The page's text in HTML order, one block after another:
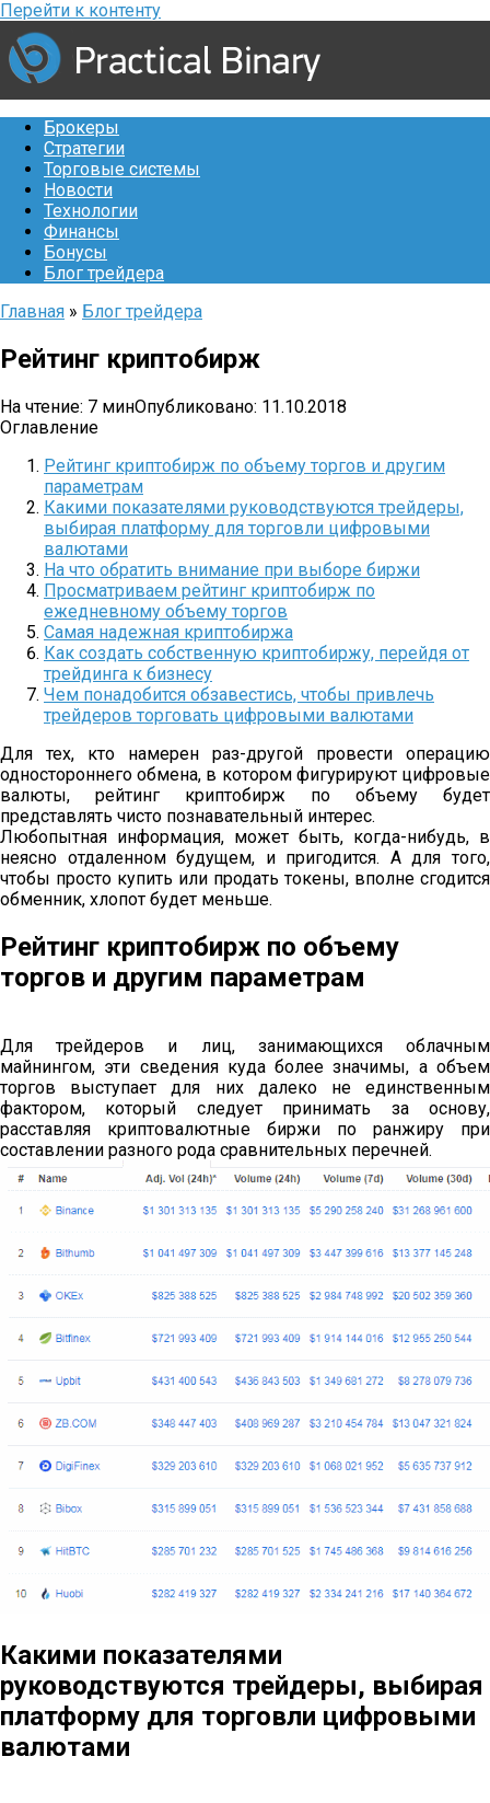
Перейти к контенту
Брокеры
Стратегии
Торговые системы
Новости
Технологии
Финансы
Бонусы
Блог трейдера
Главная » Блог трейдера
Рейтинг криптобирж
На чтение: 7 минОпубликовано: 11.10.2018
Оглавление
Рейтинг криптобирж по объему торгов и другим
параметрам
Какими показателями руководствуются трейдеры,
выбирая платформу для торговли цифровыми
валютами
На что обратить внимание при выборе биржи
Просматриваем рейтинг криптобирж по
ежедневному объему торгов
Самая надежная криптобиржа
Как создать собственную криптобиржу, перейдя от
трейдинга к бизнесу
Чем понадобится обзавестись, чтобы привлечь
трейдеров торговать цифровыми валютами
Для тех, кто намерен раз-другой провести операцию
одностороннего обмена, в котором фигурируют цифровые
валюты, рейтинг криптобирж по объему будет
представлять чисто познавательный интерес.
Любопытная информация, может быть, когда-нибудь, в
неясно отдаленном будущем, и пригодится. А для того,
чтобы просто купить или продать токены, вполне сгодится
обменник, хлопот будет меньше.
Рейтинг криптобирж по объему
торгов и другим параметрам
Для трейдеров и лиц, занимающихся облачным
майнингом, эти сведения куда более значимы, а объем
торгов выступает для них далеко не единственным
фактором, который следует принимать за основу,
расставляя криптовалютные биржи по ранжиру при
составлении разного рода сравнительных перечней.
Какими показателями
руководствуются трейдеры, выбирая
платформу для торговли цифровыми
валютами